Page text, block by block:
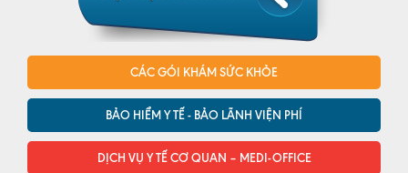
CÁC GÓI KHÁM SỨC KHỎE
BẢO HIỂM Y TẾ - BẢO LÃNH VIỆN PHÍ
DỊCH VỤ Y TẾ CƠ QUAN – MEDI-OFFICE